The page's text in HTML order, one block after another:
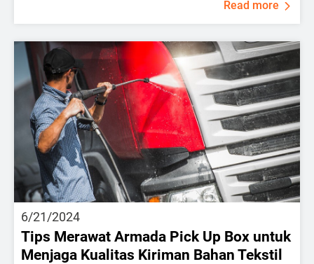
Read more
6/21/2024
Tips Merawat Armada Pick Up Box untuk
Menjaga Kualitas Kiriman Bahan Tekstil